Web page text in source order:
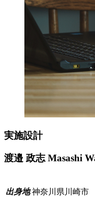
実施設計
渡邉 政志 Masashi
出身地 神奈川県川崎市